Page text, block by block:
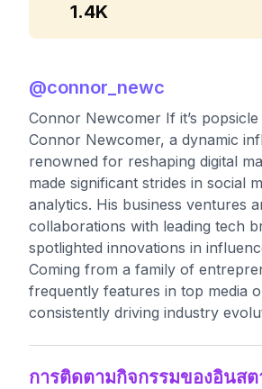
1.4K
@connor_newc
Connor Newcomer If it’s popsicle
Connor Newcomer, a dynamic
renowned for reshaping digital
made significant strides in social
analytics. His business ventures
collaborations with leading tech
spotlighted innovations in
Coming from a family of
frequently features in top media
consistently driving industry
การติดตามกิจกรรมของอินส